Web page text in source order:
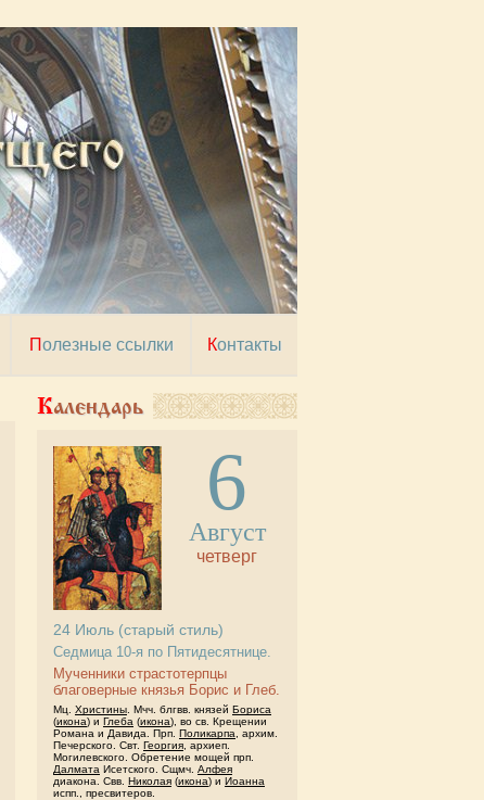
Полезные ссылки Контакты
Календарь
6
Август
четверг
24 Июль (старый стиль)
Седмица 10-я по Пятидесятнице.
Мученники страстотерпцы
благоверные князья Борис и Глеб.
Мц. Христины . Мчч. блгвв. князей Бориса
(икона) и Глеба (икона), во св. Крещении
Романа и Давида. Прп. Поликарпа , архим.
Печерского. Свт. Георгия , архиеп.
Могилевского. Обретение мощей прп.
Далмата Исетского. Сщмч. Алфея
диакона. Свв. Николая (икона) и Иоанна
испп., пресвитеров.